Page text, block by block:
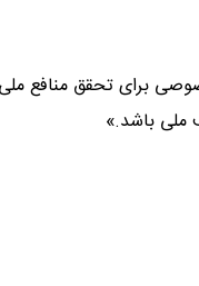
برای تحقق منافع
ملی باشد.»